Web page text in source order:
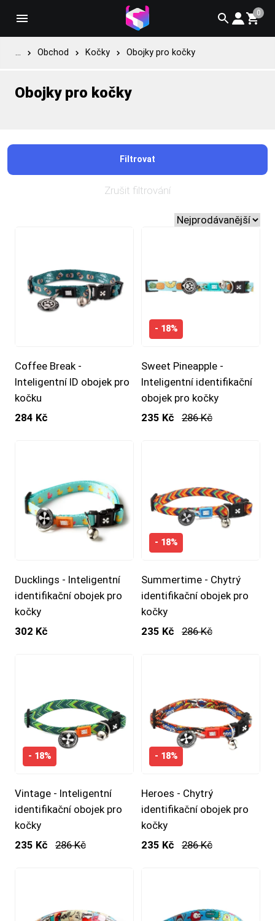
0
... Obchod Kočky Obojky pro kočky
Obojky pro kočky
Filtrovat
Zrušit filtrování
Coffee Break -
Inteligentní ID obojek pro
kočku
284 Kč
- 18%
Sweet Pineapple -
Inteligentní identifikační
obojek pro kočky
235 Kč
286 Kč
Ducklings - Inteligentní
identifikační obojek pro
kočky
302 Kč
- 18%
Summertime - Chytrý
identifikační obojek pro
kočky
235 Kč
286 Kč
- 18%
Vintage - Inteligentní
identifikační obojek pro
kočky
235 Kč
286 Kč
- 18%
Heroes - Chytrý
identifikační obojek pro
kočky
235 Kč
286 Kč